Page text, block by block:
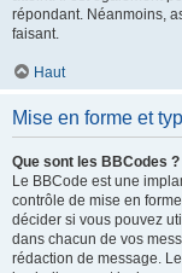
répondant. Néanmoins,
faisant.
Haut
Mise en forme et
Que sont les BBCodes ?
Le BBCode est une
contrôle de mise en
décider si vous pouvez
dans chacun de vos
rédaction de message.